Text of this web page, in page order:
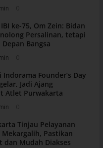
ke-75, Om Zein: Bidan
Persalinan, tetapi
Bangsa
Founder’s Day
Jadi Ajang
Atlet Purwakarta
Tinjau Pelayanan
Pastikan
dan Mudah Diakses